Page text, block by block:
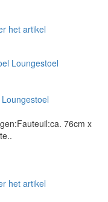
het artikel
76cm x
het artikel